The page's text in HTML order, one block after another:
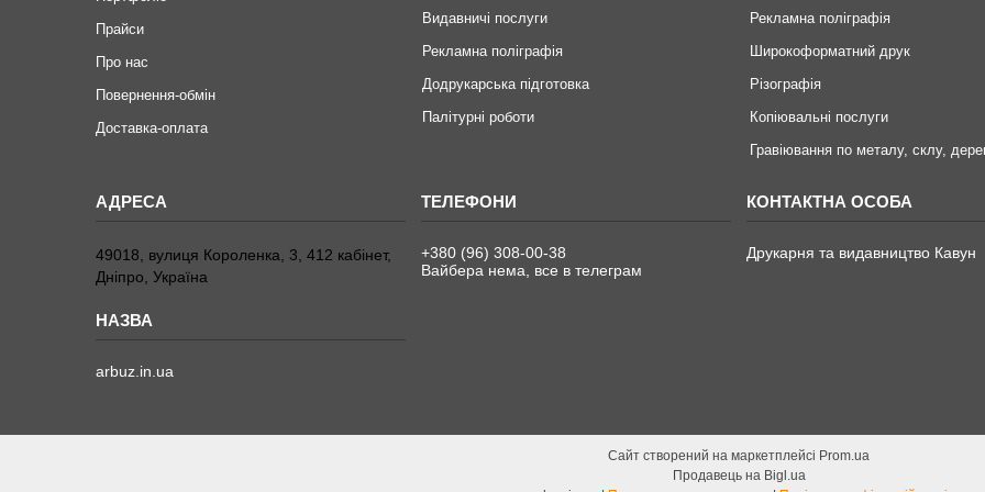
Прайси
Про нас
Повернення-обмін
Доставка-оплата
Видавничі послуги
Рекламна поліграфія
Додрукарська підготовка
Палітурні роботи
Рекламна поліграфія
Широкоформатний друк
Різографія
Копіювальні послуги
Гравіювання по металу, склу,
49018, вулиця Короленка, 3, 412 кабінет,
Дніпро, Україна
arbuz.in.ua
+380 (96) 308-00-38
Вайбера нема, все в телеграм
Друкарня та видавництво Кавун
Сайт створений на маркетплейсі Prom.ua
Продавець на Bigl.ua